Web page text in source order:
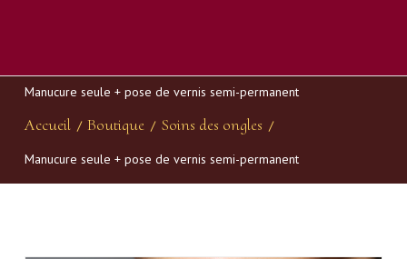
Manucure seule + pose de vernis semi-permanent
Accueil / Boutique / Soins des ongles /
Manucure seule + pose de vernis semi-permanent